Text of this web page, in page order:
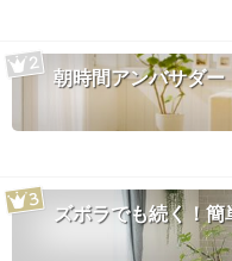
朝時間アンバサダー
ズボラでも続く！